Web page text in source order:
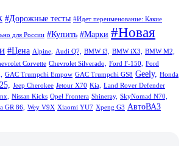
#Дорожные тесты #Идет переименование: Какие
для России #Купить #Марки #Новая
#Цена Alpine, Audi Q7, BMW i3, BMW iX3, BMW M2,
Corvette Chevrolet Silverado, Ford F-150, Ford
GAC Trumpchi Empow GAC Trumpchi GS8 Geely, Honda
Jeep Cherokee Jetour X70 Kia, Land Rover Defender
Nissan Kicks Opel Frontera Shineray, SkyNomad N70,
GR 86, Wey V9X Xiaomi YU7 Xpeng G3 АвтоВАЗ